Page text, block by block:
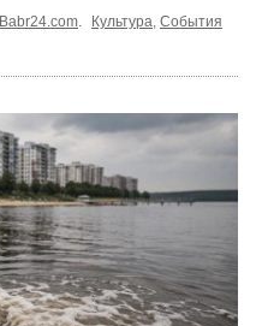
Babr24.com. Культура, События